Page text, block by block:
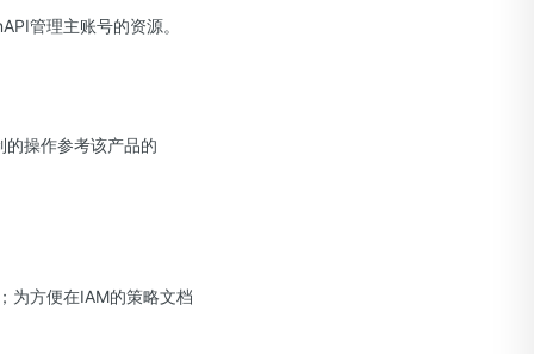
管理主账号的资源。
操作参考该产品的
为方便在IAM的策略文档